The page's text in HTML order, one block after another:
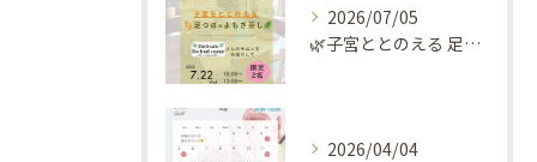
2026/07/05
🌿子宮ととのえる 足つぼ×よもぎ蒸し🌿
2026/04/04